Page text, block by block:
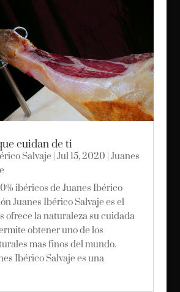
cuidan de ti
Salvaje| Jul 15, 2020 Juanes
ibéricos de Juanes Ibérico
Juanes Ibérico Salvaje es el
ofrece la naturaleza su cuidada
obtener uno de los
mas finos del mundo.
Ibérico Salvaje es una